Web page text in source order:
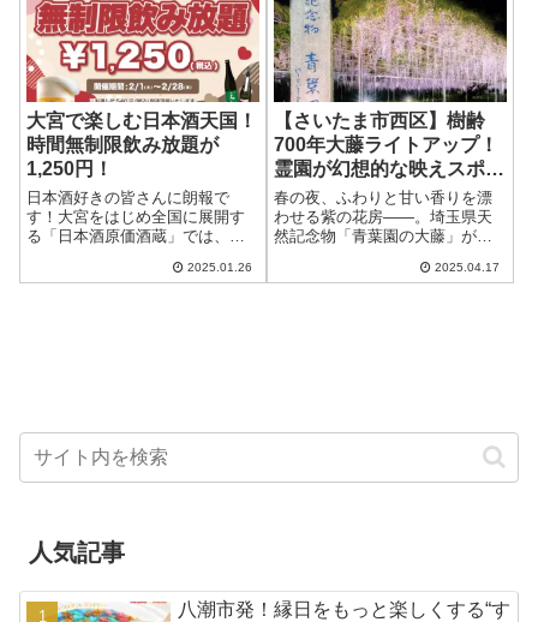
大宮で楽しむ日本酒天国！
時間無制限飲み放題が
1,250円！
日本酒好きの皆さんに朗報で
す！大宮をはじめ全国に展開す
る「日本酒原価酒蔵」では、
期間限定で、驚きの価格で時間
2025.01.26
【さいたま市西区】樹齢
700年大藤ライトアップ！
霊園が幻想的な映えスポッ
ト今春＜入園無料＞
春の夜、ふわりと甘い香りを漂
わせる紫の花房――。埼玉県天
然記念物「青葉園の大藤」が今
間は2025年4月24日（木）〜26日
2025.04.17
人気記事
八潮市発！縁日をもっと楽しくする“す